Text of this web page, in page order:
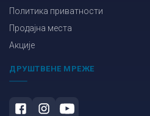
Политика приватности
Продајна места
Акције
ДРУШТВЕНЕ МРЕЖЕ